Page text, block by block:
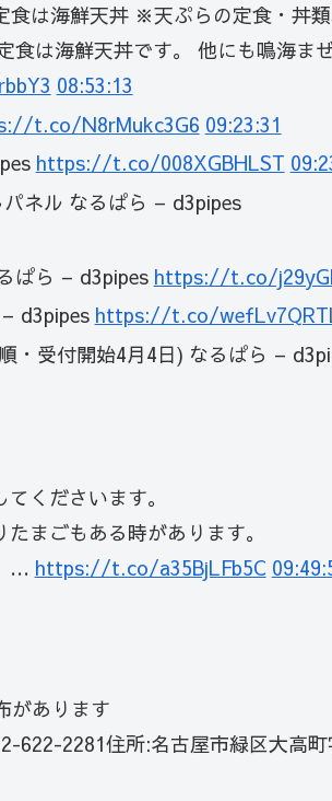
食は海鮮天丼 ※天ぷらの定食・丼
食は海鮮天丼です。 他にも鳴海ま
08:53:13
t.co/N8rMukc3G6 09:23:31
https://t.co/008XGBHLST
ネル なるぱら – d3pipes
ぱら – d3pipes https://t.co/
d3pipes https://t.co/
・受付開始4月4日) なるぱら –
くださいます。
まごもある時があります。
… https://t.co/a35BjLFb5C
があります
622-2281住所:名古屋市緑区大高